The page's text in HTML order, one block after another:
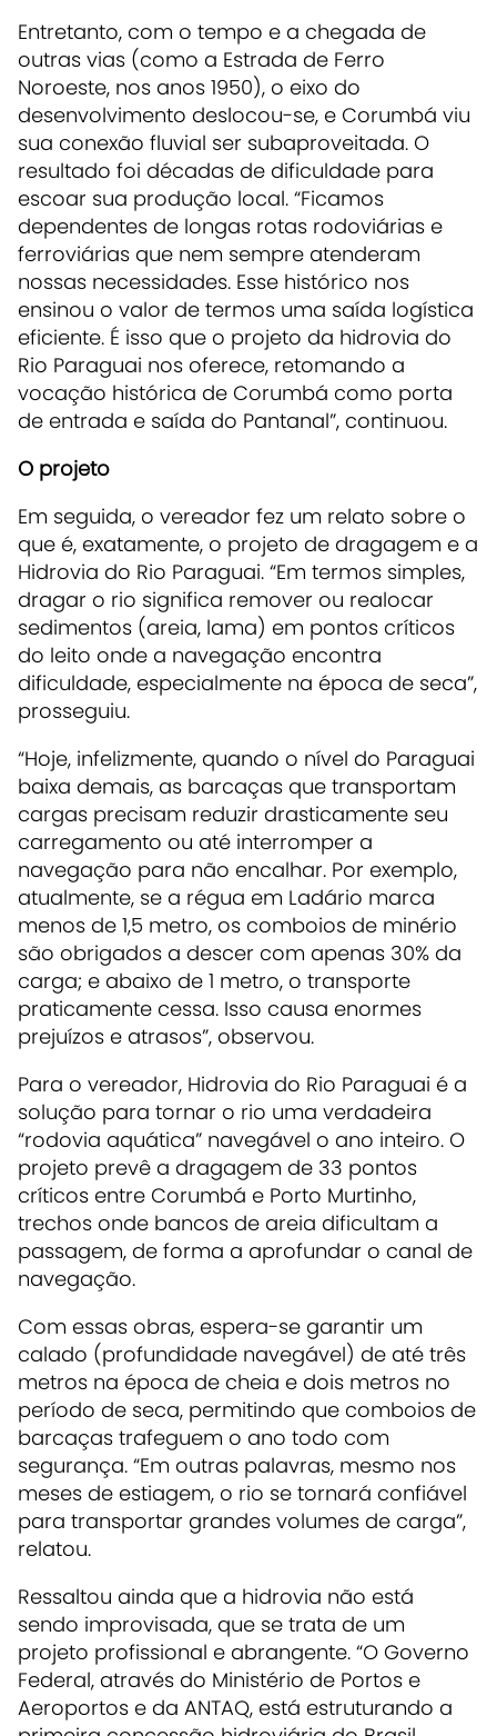
Entretanto, com o tempo e a chegada de
outras vias (como a Estrada de Ferro
Noroeste, nos anos 1950), o eixo do
desenvolvimento deslocou-se, e Corumbá viu
sua conexão fluvial ser subaproveitada. O
resultado foi décadas de dificuldade para
escoar sua produção local. “Ficamos
dependentes de longas rotas rodoviárias e
ferroviárias que nem sempre atenderam
nossas necessidades. Esse histórico nos
ensinou o valor de termos uma saída logística
eficiente. É isso que o projeto da hidrovia do
Rio Paraguai nos oferece, retomando a
vocação histórica de Corumbá como porta
de entrada e saída do Pantanal”, continuou.
O projeto
Em seguida, o vereador fez um relato sobre o
que é, exatamente, o projeto de dragagem e a
Hidrovia do Rio Paraguai. “Em termos simples,
dragar o rio significa remover ou realocar
sedimentos (areia, lama) em pontos críticos
do leito onde a navegação encontra
dificuldade, especialmente na época de seca”,
prosseguiu.
“Hoje, infelizmente, quando o nível do Paraguai
baixa demais, as barcaças que transportam
cargas precisam reduzir drasticamente seu
carregamento ou até interromper a
navegação para não encalhar. Por exemplo,
atualmente, se a régua em Ladário marca
menos de 1,5 metro, os comboios de minério
são obrigados a descer com apenas 30% da
carga; e abaixo de 1 metro, o transporte
praticamente cessa. Isso causa enormes
prejuízos e atrasos”, observou.
Para o vereador, Hidrovia do Rio Paraguai é a
solução para tornar o rio uma verdadeira
“rodovia aquática” navegável o ano inteiro. O
projeto prevê a dragagem de 33 pontos
críticos entre Corumbá e Porto Murtinho,
trechos onde bancos de areia dificultam a
passagem, de forma a aprofundar o canal de
navegação.
Com essas obras, espera-se garantir um
calado (profundidade navegável) de até três
metros na época de cheia e dois metros no
período de seca, permitindo que comboios de
barcaças trafeguem o ano todo com
segurança. “Em outras palavras, mesmo nos
meses de estiagem, o rio se tornará confiável
para transportar grandes volumes de carga”,
relatou.
Ressaltou ainda que a hidrovia não está
sendo improvisada, que se trata de um
projeto profissional e abrangente. “O Governo
Federal, através do Ministério de Portos e
Aeroportos e da ANTAQ, está estruturando a